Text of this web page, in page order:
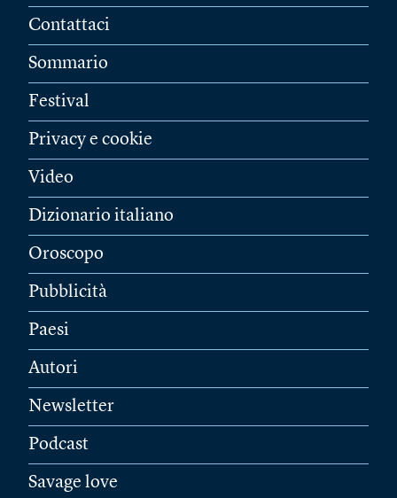
Contattaci
Sommario
Festival
Privacy e cookie
Video
Dizionario italiano
Oroscopo
Pubblicità
Paesi
Autori
Newsletter
Podcast
Savage love